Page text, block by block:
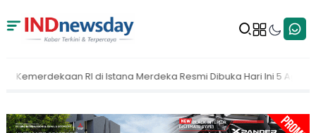
Resmi Dibuka Hari Ini 5 Agustus 2026 MAKI Dorong KPK